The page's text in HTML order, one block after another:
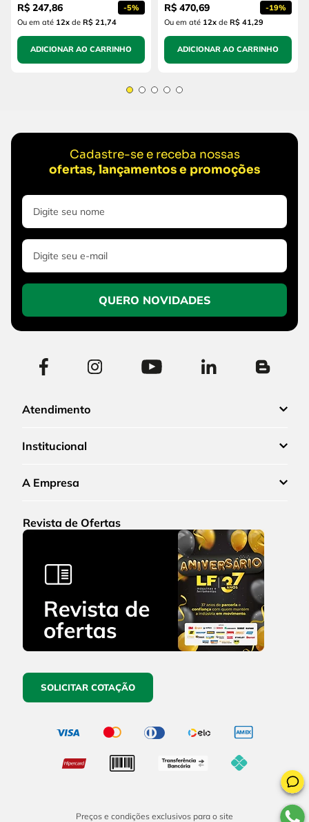
R$ 247,86 -5%
Ou em até 12x de R$ 21,74
ADICIONAR AO CARRINHO
R$ 470,69 -19%
Ou em até 12x de R$ 41,29
ADICIONAR AO CARRINHO
Cadastre-se e receba nossas
ofertas, lançamentos e promoções
QUERO NOVIDADES
Atendimento
Institucional
A Empresa
Revista de Ofertas
SOLICITAR COTAÇÃO
Preços e condições exclusivos para o site